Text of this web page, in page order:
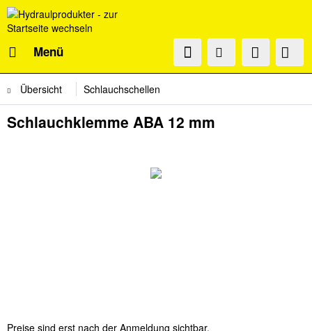
Menü
Übersicht Schlauchschellen
Schlauchklemme ABA 12 mm
Preise sind erst nach der Anmeldung sichtbar.